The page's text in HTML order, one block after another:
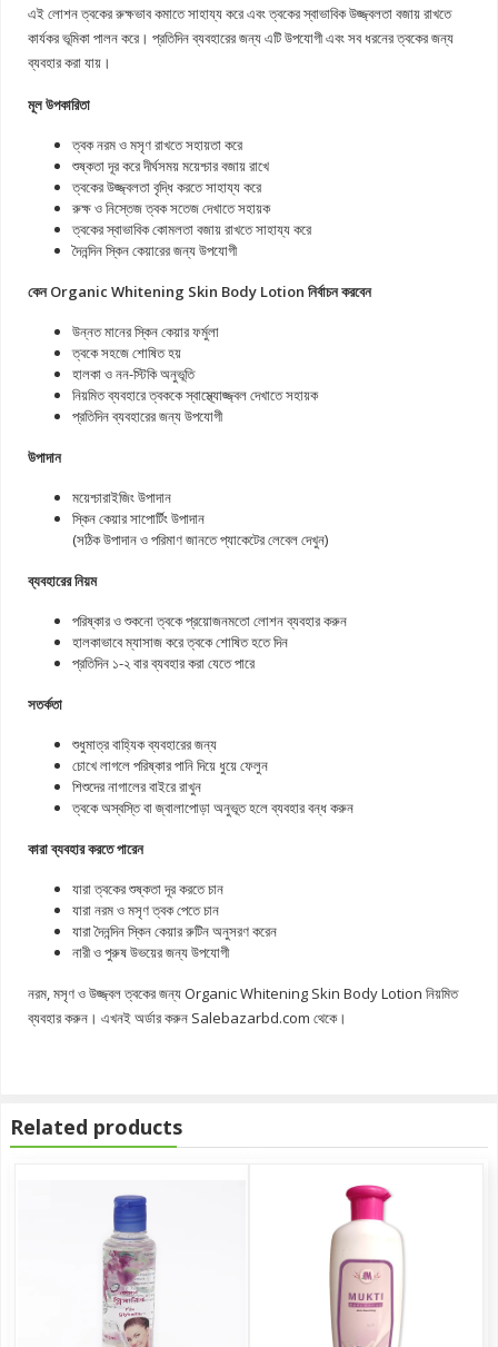
এই লোশন ত্বকের রুক্ষভাব কমাতে সাহায্য করে এবং ত্বকের স্বাভাবিক উজ্জ্বলতা বজায় রাখতে
কার্যকর ভূমিকা পালন করে। প্রতিদিন ব্যবহারের জন্য এটি উপযোগী এবং সব ধরনের ত্বকের জন্য
ব্যবহার করা যায়।
মূল উপকারিতা
ত্বক নরম ও মসৃণ রাখতে সহায়তা করে
শুষ্কতা দূর করে দীর্ঘসময় ময়েশ্চার বজায় রাখে
ত্বকের উজ্জ্বলতা বৃদ্ধি করতে সাহায্য করে
রুক্ষ ও নিস্তেজ ত্বক সতেজ দেখাতে সহায়ক
ত্বকের স্বাভাবিক কোমলতা বজায় রাখতে সাহায্য করে
দৈনন্দিন স্কিন কেয়ারের জন্য উপযোগী
কেন Organic Whitening Skin Body Lotion নির্বাচন করবেন
উন্নত মানের স্কিন কেয়ার ফর্মুলা
ত্বকে সহজে শোষিত হয়
হালকা ও নন-স্টিকি অনুভূতি
নিয়মিত ব্যবহারে ত্বককে স্বাস্থ্যোজ্জ্বল দেখাতে সহায়ক
প্রতিদিন ব্যবহারের জন্য উপযোগী
উপাদান
ময়েশ্চারাইজিং উপাদান
স্কিন কেয়ার সাপোর্টিং উপাদান
(সঠিক উপাদান ও পরিমাণ জানতে প্যাকেটের লেবেল দেখুন)
ব্যবহারের নিয়ম
পরিষ্কার ও শুকনো ত্বকে প্রয়োজনমতো লোশন ব্যবহার করুন
হালকাভাবে ম্যাসাজ করে ত্বকে শোষিত হতে দিন
প্রতিদিন ১-২ বার ব্যবহার করা যেতে পারে
সতর্কতা
শুধুমাত্র বাহ্যিক ব্যবহারের জন্য
চোখে লাগলে পরিষ্কার পানি দিয়ে ধুয়ে ফেলুন
শিশুদের নাগালের বাইরে রাখুন
ত্বকে অস্বস্তি বা জ্বালাপোড়া অনুভূত হলে ব্যবহার বন্ধ করুন
কারা ব্যবহার করতে পারেন
যারা ত্বকের শুষ্কতা দূর করতে চান
যারা নরম ও মসৃণ ত্বক পেতে চান
যারা দৈনন্দিন স্কিন কেয়ার রুটিন অনুসরণ করেন
নারী ও পুরুষ উভয়ের জন্য উপযোগী
নরম, মসৃণ ও উজ্জ্বল ত্বকের জন্য Organic Whitening Skin Body Lotion নিয়মিত
ব্যবহার করুন। এখনই অর্ডার করুন Salebazarbd.com থেকে।
Related products